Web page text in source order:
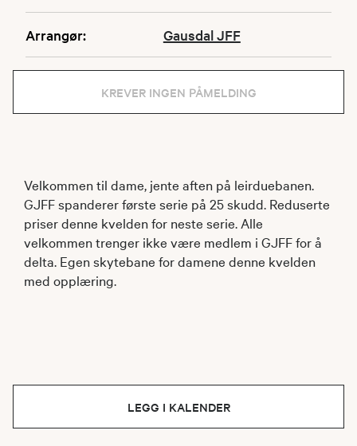
Arrangør: Gausdal JFF
KREVER INGEN PÅMELDING
Velkommen til dame, jente aften på leirduebanen.
GJFF spanderer første serie på 25 skudd. Reduserte
priser denne kvelden for neste serie. Alle
velkommen trenger ikke være medlem i GJFF for å
delta. Egen skytebane for damene denne kvelden
med opplæring.
LEGG I KALENDER